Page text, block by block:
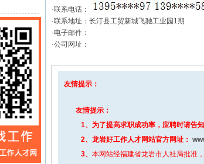
·联系电话：
·联系地址：长汀县工贸新城飞驰工业园1期
·电子邮件：
·公司网址：
友情提示：
友情提示：
1、为了提高求职成功率，应聘时请告
2、 龙岩好工作人才网站官方网址：
3、 本网站经福建省龙岩市人社局批准